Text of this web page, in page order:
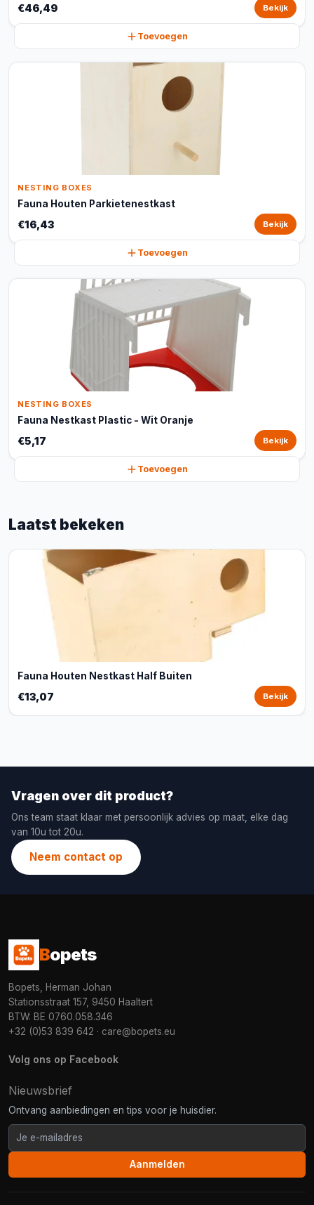
€46,49 Bekijk
Toevoegen
NESTING BOXES
Fauna Houten Parkietenestkast
€16,43 Bekijk
Toevoegen
NESTING BOXES
Fauna Nestkast Plastic - Wit Oranje
€5,17 Bekijk
Toevoegen
Laatst bekeken
Fauna Houten Nestkast Half Buiten
€13,07 Bekijk
Vragen over dit product?
Ons team staat klaar met persoonlijk advies op maat, elke dag
van 10u tot 20u.
Neem contact op
Bopets
Bopets, Herman Johan
Stationsstraat 157, 9450 Haaltert
BTW: BE 0760.058.346
+32 (0)53 839 642 · care@bopets.eu
Volg ons op Facebook
Nieuwsbrief
Ontvang aanbiedingen en tips voor je huisdier.
Aanmelden